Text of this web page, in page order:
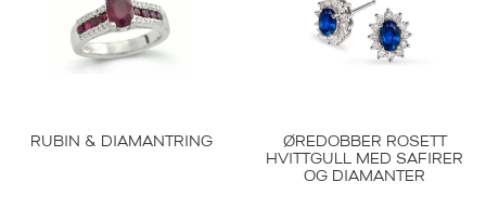
RUBIN & DIAMANTRING
ØREDOBBER ROSETT
HVITTGULL MED SAFIRER
OG DIAMANTER